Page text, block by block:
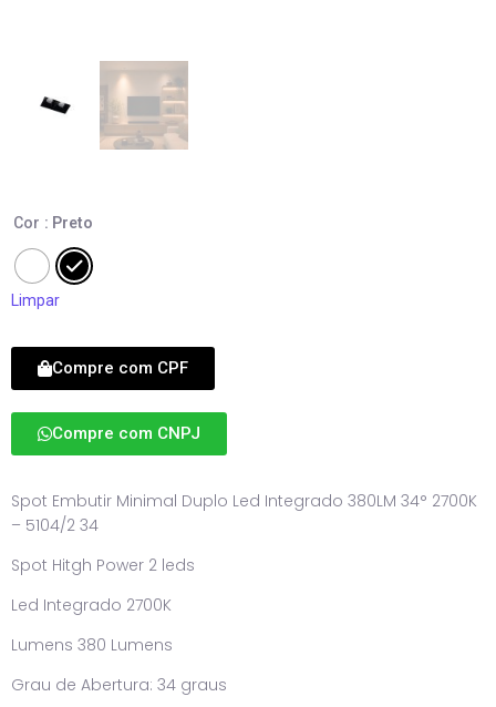
Cor : Preto
Limpar
Compre com CPF
Compre com CNPJ
Spot Embutir Minimal Duplo Led Integrado 380LM 34° 2700K
– 5104/2 34
Spot Hitgh Power 2 leds
Led Integrado 2700K
Lumens 380 Lumens
Grau de Abertura: 34 graus